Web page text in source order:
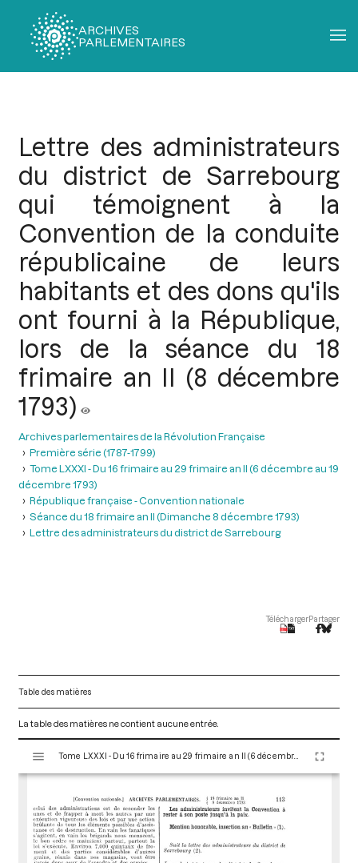
ARCHIVES
PARLEMENTAIRES
Lettre des administrateurs
du district de Sarrebourg
qui témoignent à la
Convention de la conduite
républicaine de leurs
habitants et des dons qu'ils
ont fourni à la République,
lors de la séance du 18
frimaire an II (8 décembre
1793)
Archives parlementaires de la Révolution Française
Première série (1787-1799)
Tome LXXXI - Du 16 frimaire au 29 frimaire an II (6 décembre au 19
décembre 1793)
République française - Convention nationale
Séance du 18 frimaire an II (Dimanche 8 décembre 1793)
Lettre des administrateurs du district de Sarrebourg
TéléchargerPartager
Table des matières
La table des matières ne contient aucune entrée.
s
Tome LXXXI - Du 16 frimaire au 29 frimaire an II (6 décembre au 19 décembre 1793)